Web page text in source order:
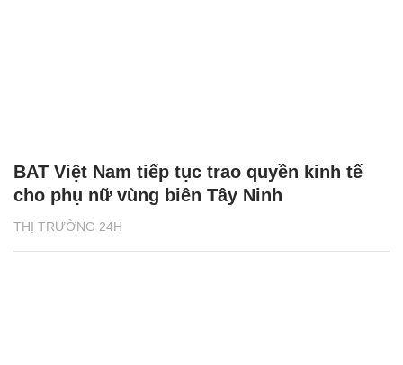
THỊ TRƯỜNG 24H
BAT Việt Nam tiếp tục trao quyền kinh tế
cho phụ nữ vùng biên Tây Ninh